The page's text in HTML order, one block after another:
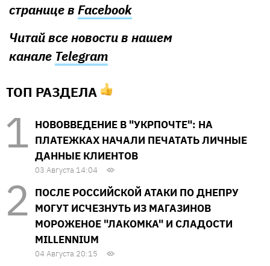
странице в Facebook
Читай все новости в нашем
канале Telegram
ТОП РАЗДЕЛА
НОВОВВЕДЕНИЕ В "УКРПОЧТЕ": НА
ПЛАТЕЖКАХ НАЧАЛИ ПЕЧАТАТЬ ЛИЧНЫЕ
ДАННЫЕ КЛИЕНТОВ
03 Августа 14:04
ПОСЛЕ РОССИЙСКОЙ АТАКИ ПО ДНЕПРУ
МОГУТ ИСЧЕЗНУТЬ ИЗ МАГАЗИНОВ
МОРОЖЕНОЕ "ЛАКОМКА" И СЛАДОСТИ
MILLENNIUM
04 Августа 20:15